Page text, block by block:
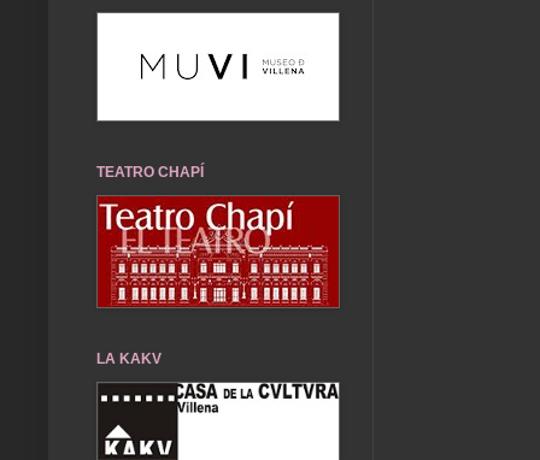
TEATRO CHAPÍ
LA KAKV